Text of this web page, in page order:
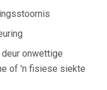
onwettige
of 'n fisiese siekte